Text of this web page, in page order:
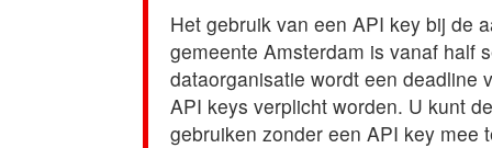
Het gebruik van een API key bij de
gemeente Amsterdam is vanaf half
dataorganisatie wordt een deadline
API keys verplicht worden. U kunt
gebruiken zonder een API key mee